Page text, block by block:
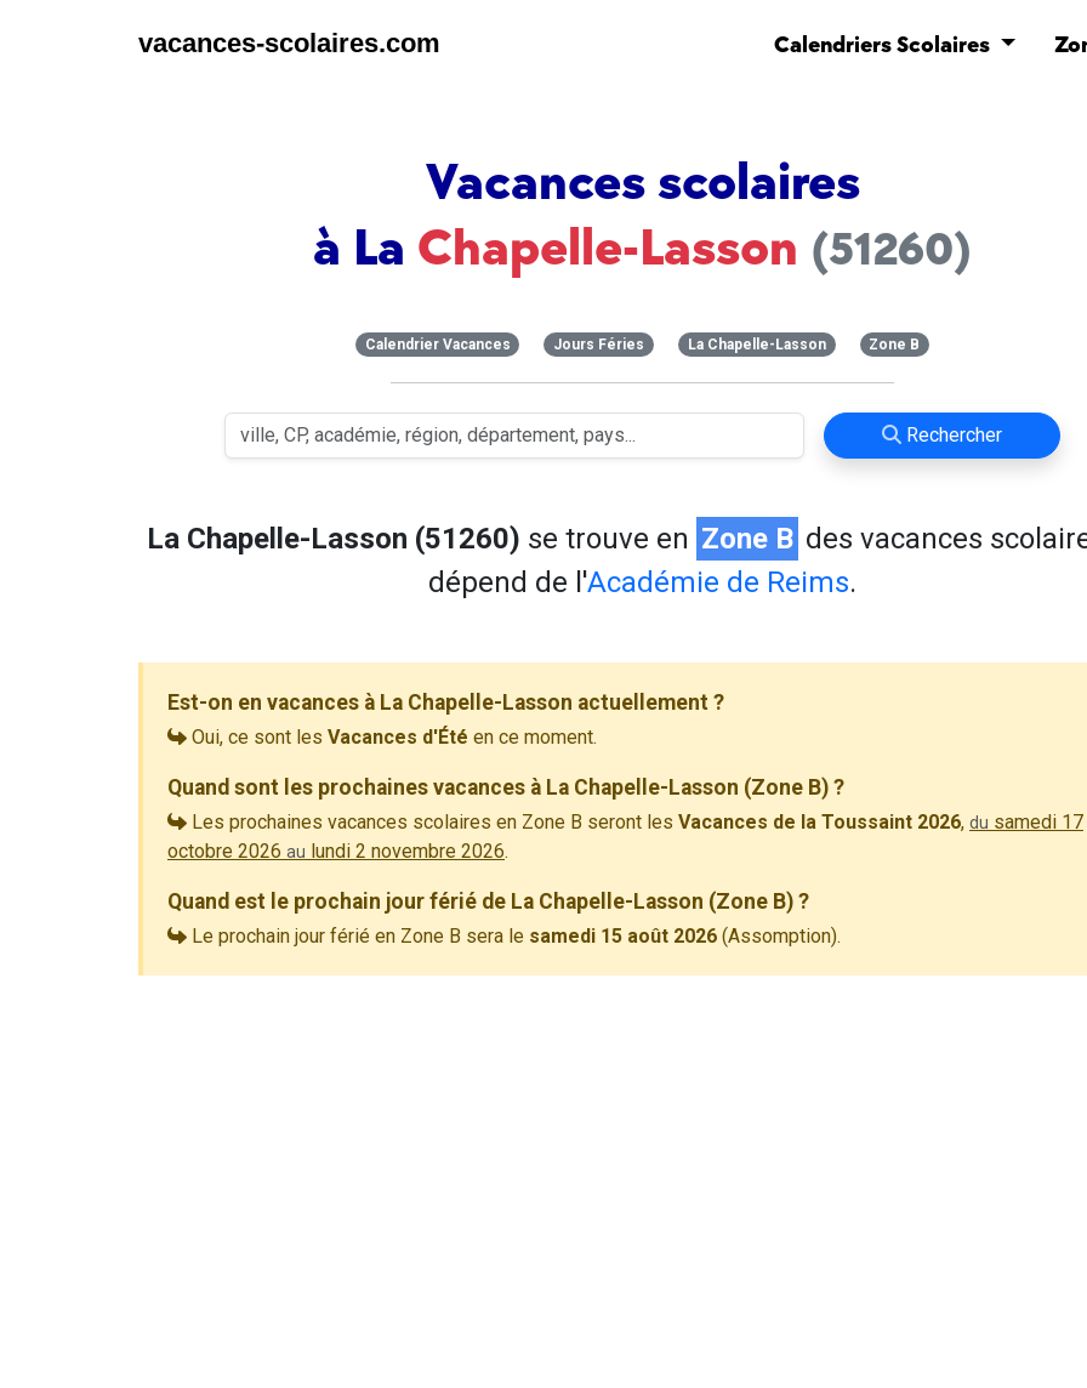
vacances-scolaires.com Calendriers Scolaires
Vacances scolaires
à La Chapelle-Lasson (51260)
Calendrier Vacances Jours Féries La Chapelle-Lasson Zone B
Rechercher
La Chapelle-Lasson (51260) se trouve en Zone B des vacances
dépend de l'Académie de Reims.
Est-on en vacances à La Chapelle-Lasson actuellement ?
Oui, ce sont les Vacances d'Été en ce moment.
Quand sont les prochaines vacances à La Chapelle-Lasson (Zone B) ?
Les prochaines vacances scolaires en Zone B seront les Vacances de la Toussaint 2026, du samedi 17
octobre 2026 au lundi 2 novembre 2026.
Quand est le prochain jour férié de La Chapelle-Lasson (Zone B) ?
Le prochain jour férié en Zone B sera le samedi 15 août 2026 (Assomption).